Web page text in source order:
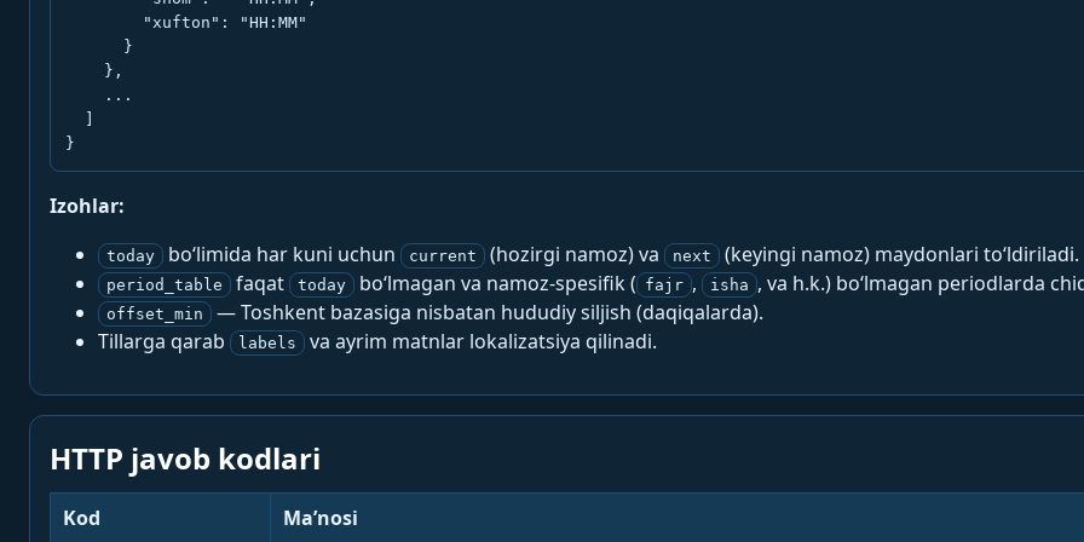
        "xufton": "HH:MM"
      }
    },
    ...
}
Izohlar:
today bo‘limida har kuni uchun current (hozirgi namoz) va next (keyingi namoz) maydonlari to‘ldiriladi.
period_table faqat today bo‘lmagan va namoz-spesifik ( fajr , isha , va h.k.) bo‘lmagan periodlarda
offset_min
— Toshkent bazasiga nisbatan hududiy siljish (daqiqalarda).
Tillarga qarab
labels va ayrim matnlar lokalizatsiya qilinadi.
HTTP javob kodlari
Kod Ma’nosi